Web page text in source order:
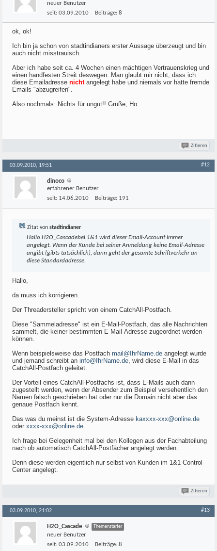
neuer Benutzer
seit: 03.09.2010 Beiträge: 8
ok, ok!
Ich bin ja schon von stadtindianers erster Aussage überzeugt und bin
auch nicht misstrauisch.
Aber ich habe seit ca. 4 Wochen einen mächtigen Vertrauenskrieg und
einen handfesten Streit deswegen. Man glaubt mir nicht, dass ich
diese Emailadresse nicht angelegt habe und niemals vor hatte fremde
Emails "abzugreifen".
Also nochmals: Nichts für ungut!! Grüße, Ho
Zitieren
03.09.2010, 19:51 #12
dinoco
erfahrener Benutzer
seit: 14.06.2010 Beiträge: 191
Zitat von stadtindianer
Hallo H2O_Cascadebei 1&1 wird dieser Email-Account immer
angelegt. Wenn der Kunde bei seiner Anmeldung keine Email-Adresse
angibt (gibts tatsächlich), dann geht der gesamte Schriftverkehr an
diese Standardadresse.
Hallo,
da muss ich korrigieren.
Der Threadersteller spricht von einem CatchAll-Postfach.
Diese "Sammeladresse" ist ein E-Mail-Postfach, das alle Nachrichten
sammelt, die keiner bestimmten E-Mail-Adresse zugeordnet werden
können.
Wenn beispielsweise das Postfach mail@IhrName.de angelegt wurde
und jemand schreibt an info@IhrName.de, wird diese E-Mail in das
CatchAll-Postfach geleitet.
Der Vorteil eines CatchAll-Postfachs ist, dass E-Mails auch dann
zugestellt werden, wenn der Absender zum Beispiel versehentlich den
Namen falsch geschrieben hat oder nur die Domain nicht aber das
genaue Postfach kennt.
Das was du meinst ist die System-Adresse kaxxxx-xxx@online.de
oder xxxx-xxx@online.de.
Ich frage bei Gelegenheit mal bei den Kollegen aus der Fachabteilung
nach ob automatisch CatchAll-Postfächer angelegt werden.
Denn diese werden eigentlich nur selbst von Kunden im 1&1 Control-
Center angelegt.
Zitieren
03.09.2010, 21:02 #13
H2O_Cascade Themenstarter
neuer Benutzer
seit: 03.09.2010 Beiträge: 8